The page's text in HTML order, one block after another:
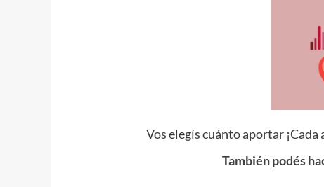
Vos elegís cuánto aportar
También podés